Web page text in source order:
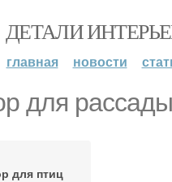
ДЕТАЛИ
главная новости
для рассады
для птиц